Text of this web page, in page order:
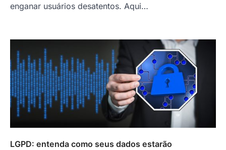
enganar usuários desatentos. Aqui…
LGPD: entenda como seus dados estarão